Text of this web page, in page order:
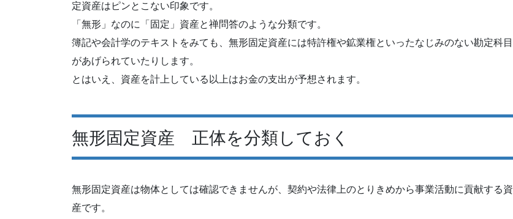
定資産はピンとこない印象です。
「無形」なのに「固定」資産と禅問答のような分類です。
簿記や会計学のテキストをみても、無形固定資産には特許権や鉱業権といったなじみのない勘定科目
があげられていたりします。
とはいえ、資産を計上している以上はお金の支出が予想されます。
無形固定資産 正体を分類しておく
無形固定資産は物体としては確認できませんが、契約や法律上のとりきめから事業活動に貢献する資
産です。